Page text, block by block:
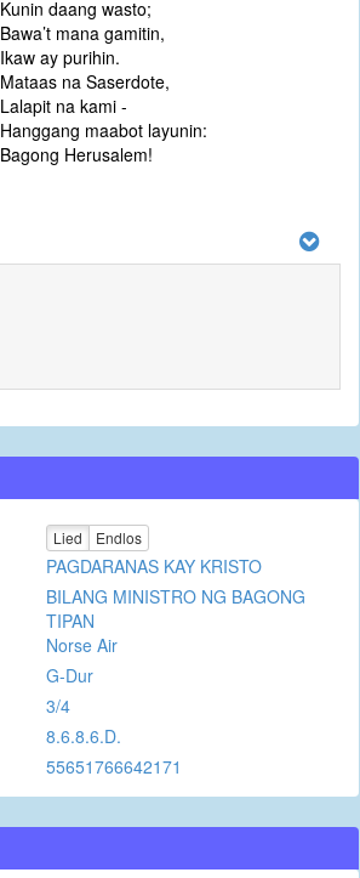
Kunin daang wasto;
Bawa’t mana gamitin,
Ikaw ay purihin.
Mataas na Saserdote,
Lalapit na kami -
Hanggang maabot layunin:
Bagong Herusalem!
Lied Endlos
PAGDARANAS KAY KRISTO
BILANG MINISTRO NG BAGONG
TIPAN
Norse Air
G-Dur
3/4
8.6.8.6.D.
55651766642171